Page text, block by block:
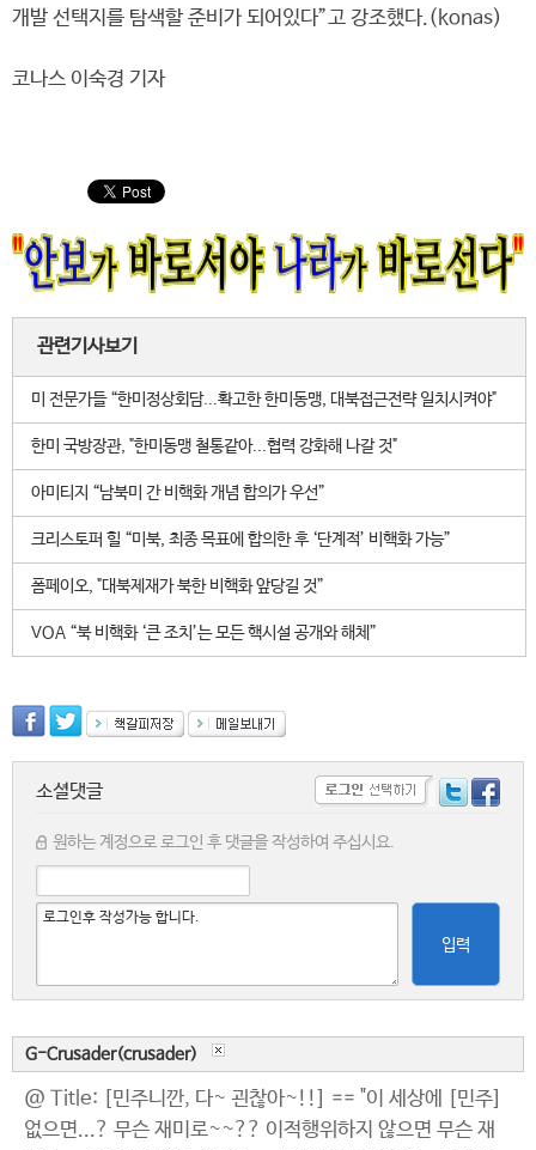
개발 선택지를 탐색할 준비가 되어있다”고 강조했다.(konas)
코나스 이숙경 기자
관련기사보기
미 전문가들 “한미정상회담...확고한 한미동맹, 대북접근전략 일치시켜야"
한미 국방장관, "한미동맹 철통같아...협력 강화해 나갈 것"
아미티지 “남북미 간 비핵화 개념 합의가 우선”
크리스토퍼 힐 “미북, 최종 목표에 합의한 후 ‘단계적’ 비핵화 가능”
폼페이오, "대북제재가 북한 비핵화 앞당길 것”
VOA “북 비핵화 ‘큰 조치’는 모든 핵시설 공개와 해체”
소셜댓글
원하는 계정으로 로그인 후 댓글을 작성하여 주십시요.
입력
G-Crusader(crusader)
@ Title: [민주니깐, 다~ 괸찮아~!!] == "이 세상에 [민주]
없으면...? 무슨 재미로~~?? 이적행위하지 않으면 무슨 재